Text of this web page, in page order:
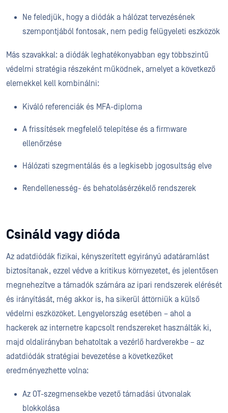
Ne feledjük, hogy a diódák a hálózat tervezésének
szempontjából fontosak, nem pedig felügyeleti eszközök
Más szavakkal: a diódák leghatékonyabban egy többszintű
védelmi stratégia részeként működnek, amelyet a következő
elemekkel kell kombinálni:
Kiváló referenciák és MFA-diploma
A frissítések megfelelő telepítése és a firmware
ellenőrzése
Hálózati szegmentálás és a legkisebb jogosultság elve
Rendellenesség- és behatolásérzékelő rendszerek
Csináld vagy dióda
Az adatdiódák fizikai, kényszerített egyirányú adatáramlást
biztosítanak, ezzel védve a kritikus környezetet, és jelentősen
megnehezítve a támadók számára az ipari rendszerek elérését
és irányítását, még akkor is, ha sikerül áttörniük a külső
védelmi eszközöket. Lengyelország esetében – ahol a
hackerek az internetre kapcsolt rendszereket használták ki,
majd oldalirányban behatoltak a vezérlő hardverekbe – az
adatdiódák stratégiai bevezetése a következőket
eredményezhette volna:
Az OT-szegmensekbe vezető támadási útvonalak
blokkolása